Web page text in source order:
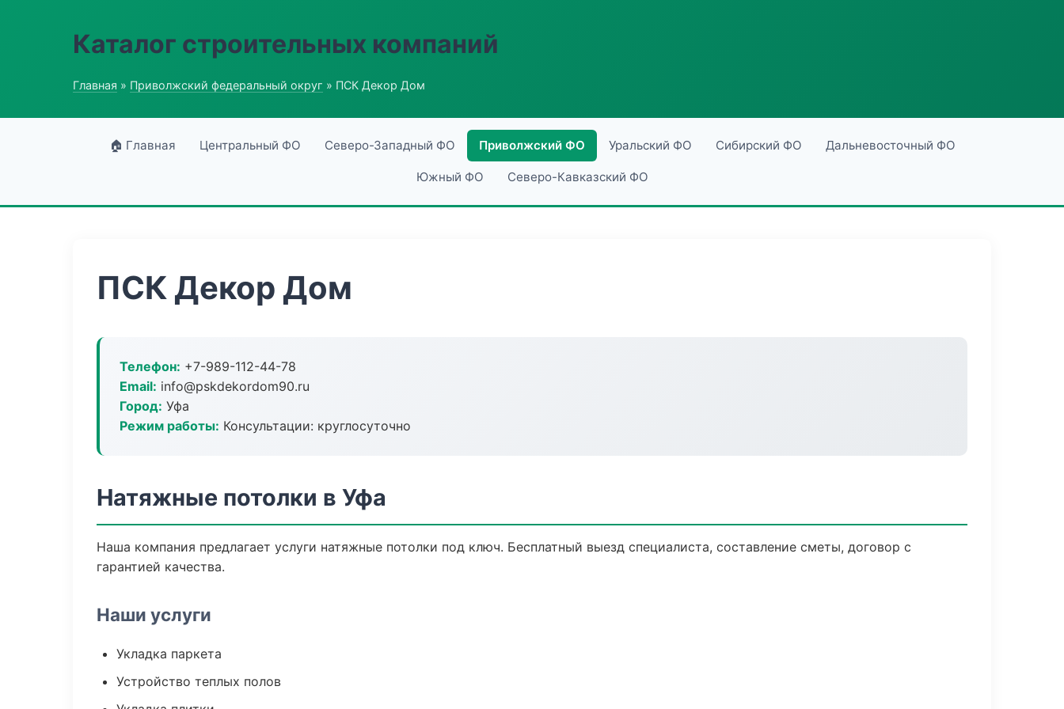
Каталог строительных компаний
Главная » Приволжский федеральный округ » ПСК Декор Дом
🏠 Главная Центральный ФО Северо-Западный ФО Приволжский ФО Уральский ФО Сибирский ФО Дальневосточный ФО
Южный ФО Северо-Кавказский ФО
ПСК Декор Дом
Телефон: +7-989-112-44-78
Email: info@pskdekordom90.ru
Город: Уфа
Режим работы: Консультации: круглосуточно
Натяжные потолки в Уфа
Наша компания предлагает услуги натяжные потолки под ключ. Бесплатный выезд специалиста, составление сметы, договор с
гарантией качества.
Наши услуги
Укладка паркета
Устройство теплых полов